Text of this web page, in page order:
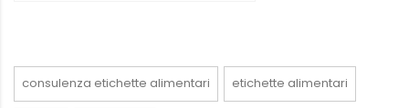
consulenza etichette alimentari etichette alimentari